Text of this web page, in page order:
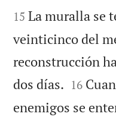


15 La muralla se
veinticinco del
reconstrucción
dos días. 

16
enemigos se